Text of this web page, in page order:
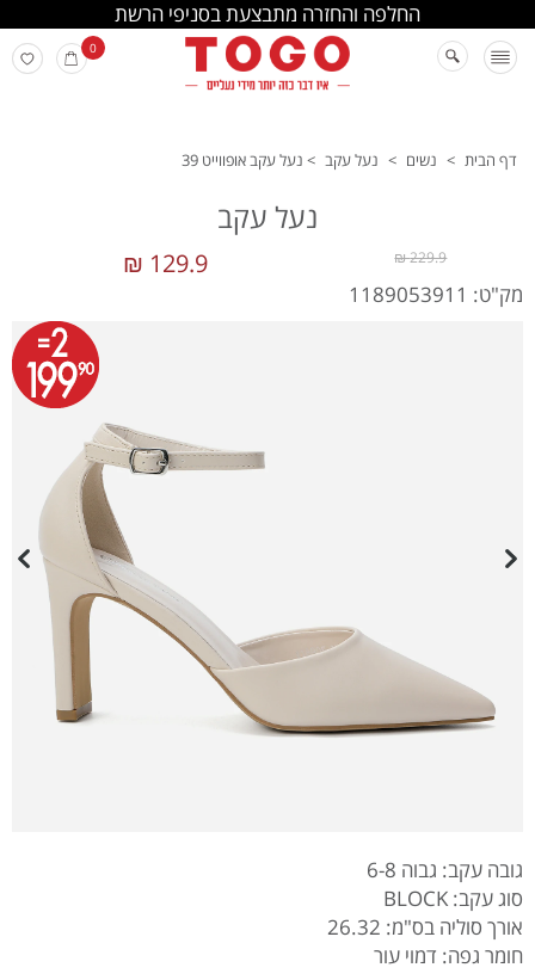
החלפה והחזרה מתבצעת בסניפי הרשת
0
דף הבית > נשים > נעל עקב > נעל עקב אופווייט 39
נעל עקב
129.9 ₪ 229.9 ₪
מק"ט: 1189053911
גובה עקב: גבוה 6-8
סוג עקב: BLOCK
אורך סוליה בס"מ: 26.32
חומר גפה: דמוי עור